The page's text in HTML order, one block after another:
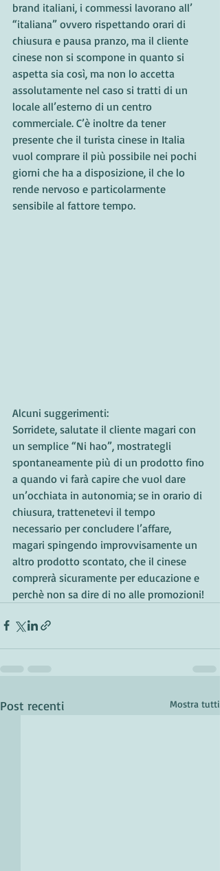
brand italiani, i commessi lavorano all’
“italiana” ovvero rispettando orari di
chiusura e pausa pranzo, ma il cliente
cinese non si scompone in quanto si
aspetta sia così, ma non lo accetta
assolutamente nel caso si tratti di un
locale all’esterno di un centro
commerciale. C’è inoltre da tener
presente che il turista cinese in Italia
vuol comprare il più possibile nei pochi
giorni che ha a disposizione, il che lo
rende nervoso e particolarmente
sensibile al fattore tempo.
Alcuni suggerimenti:
Sorridete, salutate il cliente magari con
un semplice “Ni hao”, mostrategli
spontaneamente più di un prodotto fino
a quando vi farà capire che vuol dare
un’occhiata in autonomia; se in orario di
chiusura, trattenetevi il tempo
necessario per concludere l’affare,
magari spingendo improvvisamente un
altro prodotto scontato, che il cinese
comprerà sicuramente per educazione e
perchè non sa dire di no alle promozioni!
Post recenti Mostra tutti